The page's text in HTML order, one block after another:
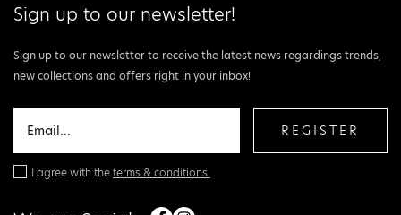
Sign up to our newsletter!
Sign up to our newsletter to receive the latest news regardings trends,
new collections and offers right in your inbox!
REGISTER
I agree with theterms & conditions.